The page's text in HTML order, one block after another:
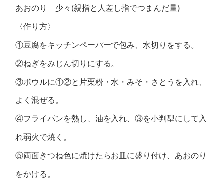
あおのり 少々(親指と人差し指でつまんだ量)
〈作り方〉
①豆腐をキッチンペーパーで包み、水切りをする。
②ねぎをみじん切りにする。
③ボウルに①②と片栗粉・水・みそ・さとうを入れ、
よく混ぜる。
④フライパンを熱し、油を入れ、③を小判型にして入
れ弱火で焼く。
⑤両面きつね色に焼けたらお皿に盛り付け、あおのり
をかける。